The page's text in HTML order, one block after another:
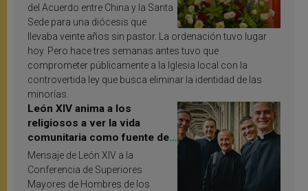
del Acuerdo entre China y la Santa
Sede para una diócesis que
llevaba veinte años sin pastor. La ordenación tuvo lugar
hoy. Pero hace tres semanas antes tuvo que
comprometer públicamente a la Iglesia local con la
controvertida ley que busca eliminar la identidad de las
minorías.
León XIV anima a los
religiosos a ver la vida
comunitaria como fuente de
inspiración y santificación
Mensaje de León XIV a la
Conferencia de Superiores
Mayores de Hombres de los